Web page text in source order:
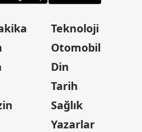
Teknoloji
Otomobil
Din
Tarih
Sağlık
Yazarlar